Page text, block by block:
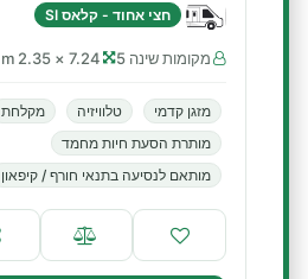
חצי אחוד - קלאס SI
מקומות שינה 5 7.24 × 2.35 m
מזגן קדמי טלוויזיה מקלחת
מותרת הסעת חיות מחמד
מותאם לנסיעה בתנאי חורף / קיפאון